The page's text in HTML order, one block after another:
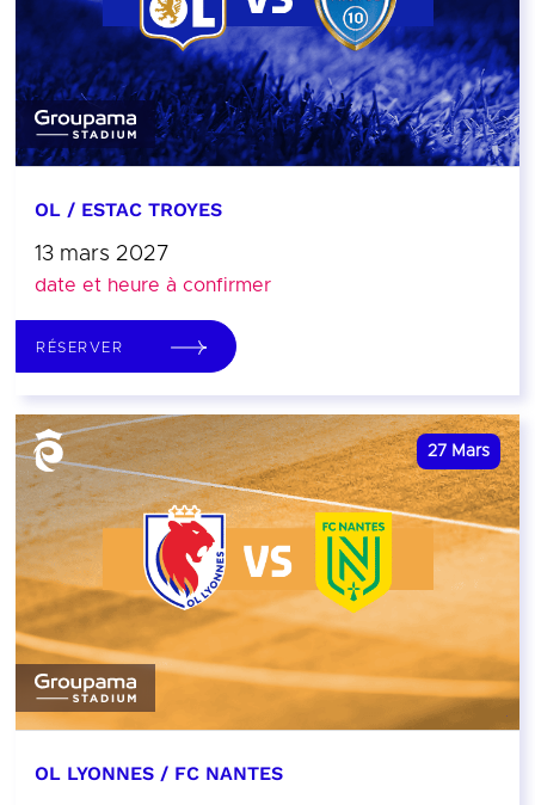
OL / ESTAC TROYES
13 mars 2027
date et heure à confirmer
RÉSERVER
27 Mars
OL LYONNES / FC NANTES